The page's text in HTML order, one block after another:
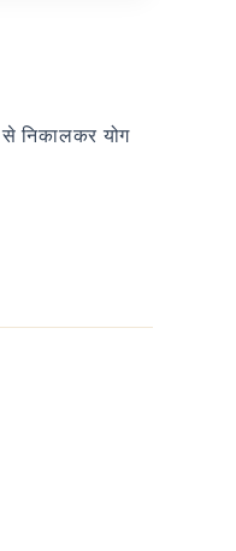
से निकालकर योग